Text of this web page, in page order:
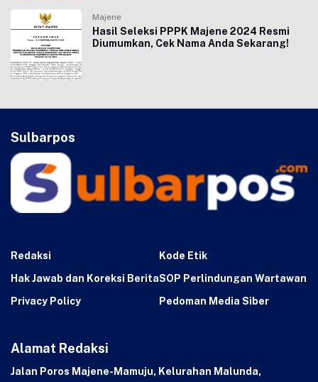
Majene
Hasil Seleksi PPPK Majene 2024 Resmi
Diumumkan, Cek Nama Anda Sekarang!
Sulbarpos
Redaksi
Kode Etik
Hak Jawab dan Koreksi BeritaSOP Perlindungan Wartawan
Privacy Policy
Pedoman Media Siber
Alamat Redaksi
Jalan Poros Majene-Mamuju, Kelurahan Malunda,